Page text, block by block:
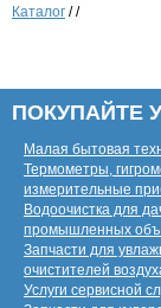
Каталог //
ПОКУПАЙТЕ
Малая бытовая
Термометры,
измерительные
Водоочистка для
промышленных
Запчасти для
очистителей
Услуги сервисной